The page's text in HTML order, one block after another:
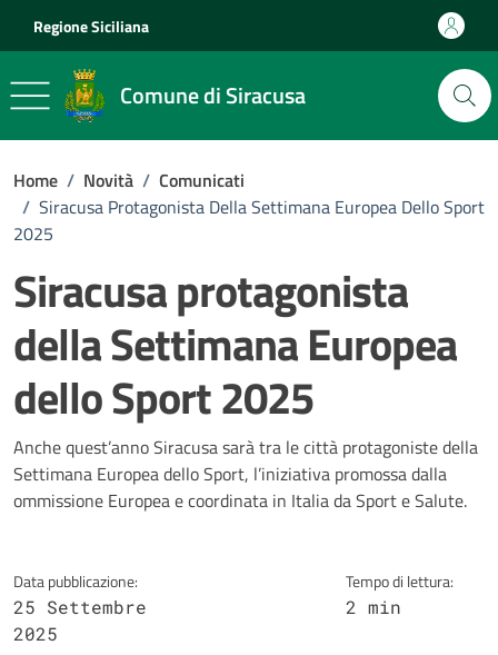
Regione Siciliana
Comune di Siracusa
Home / Novità / Comunicati
/ Siracusa Protagonista Della Settimana Europea Dello Sport
2025
Siracusa protagonista
della Settimana Europea
dello Sport 2025
Dettagli della notizia
Anche quest’anno Siracusa sarà tra le città protagoniste della
Settimana Europea dello Sport, l’iniziativa promossa dalla
ommissione Europea e coordinata in Italia da Sport e Salute.
Data pubblicazione:
25 Settembre
2025
Tempo di lettura:
2 min